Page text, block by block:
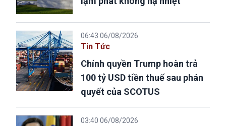
06:43 06/08/2026
Tin Tức
Chính quyền Trump hoàn trả
100 tỷ USD tiền thuế sau phán
quyết của SCOTUS
03:40 06/08/2026